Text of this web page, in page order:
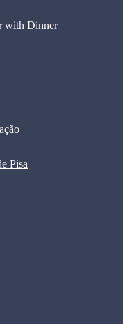
with Dinner
Pisa